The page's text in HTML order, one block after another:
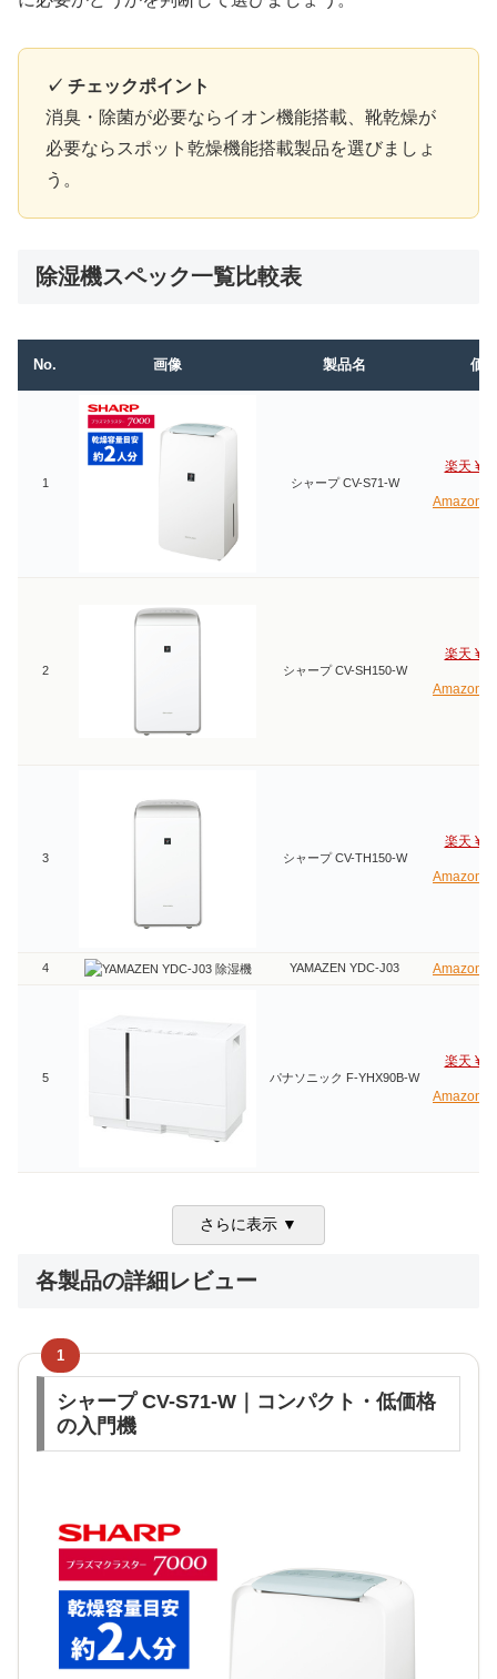
✓ チェックポイント
消臭・除菌が必要ならイオン機能搭載、靴乾燥が
必要ならスポット乾燥機能搭載製品を選びましょ
う。
除湿機スペック一覧比較表
No. 画像 製品名 価
1 シャープ CV-S71-W
楽天
Amazon
2 シャープ CV-SH150-W
楽天
Amazon
3 シャープ CV-TH150-W
楽天
Amazon
4 YAMAZEN YDC-J03 Amazon
5 パナソニック F-YHX90B-W
楽天
Amazon
さらに表示 ▼
各製品の詳細レビュー
1
シャープ CV-S71-W｜コンパクト・低価格
の入門機